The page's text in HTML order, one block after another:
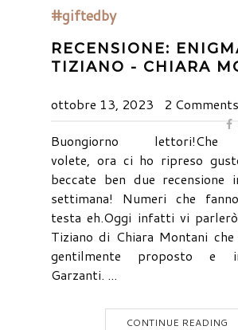
#giftedby
RECENSIONE:
TIZIANO - CHIARA
ottobre 13, 2023
2 Comments
Buongiorno lettori!Che
volete, ora ci ho ripreso
beccate ben due recensione
settimana! Numeri che
testa eh.Oggi infatti vi
Tiziano di Chiara Montani
gentilmente proposto e
Garzanti. ...
CONTINUE READING